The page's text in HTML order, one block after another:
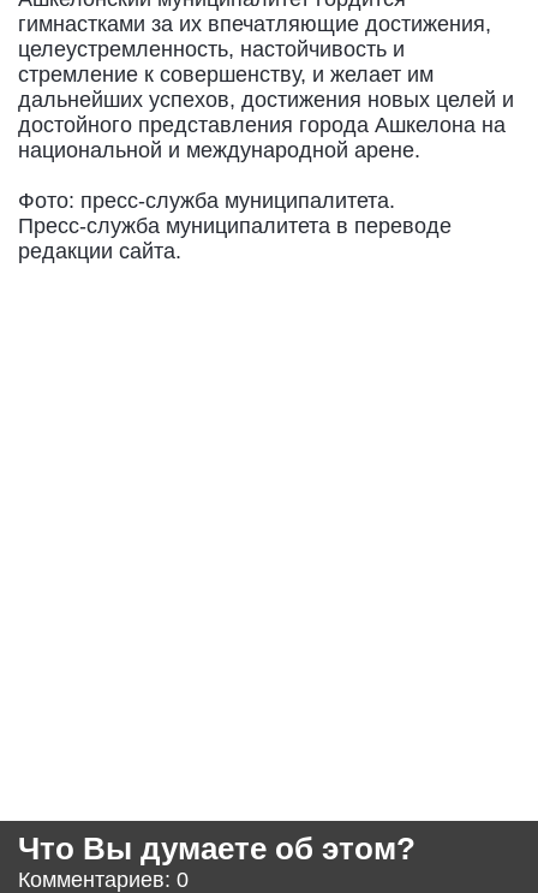
гимнастками за их впечатляющие достижения,
целеустремленность, настойчивость и
стремление к совершенству, и желает им
дальнейших успехов, достижения новых целей и
достойного представления города Ашкелона на
национальной и международной арене.
Фото: пресс-служба муниципалитета.
Пресс-служба муниципалитета в переводе
редакции сайта.
Что Вы думаете об этом?
Комментариев: 0